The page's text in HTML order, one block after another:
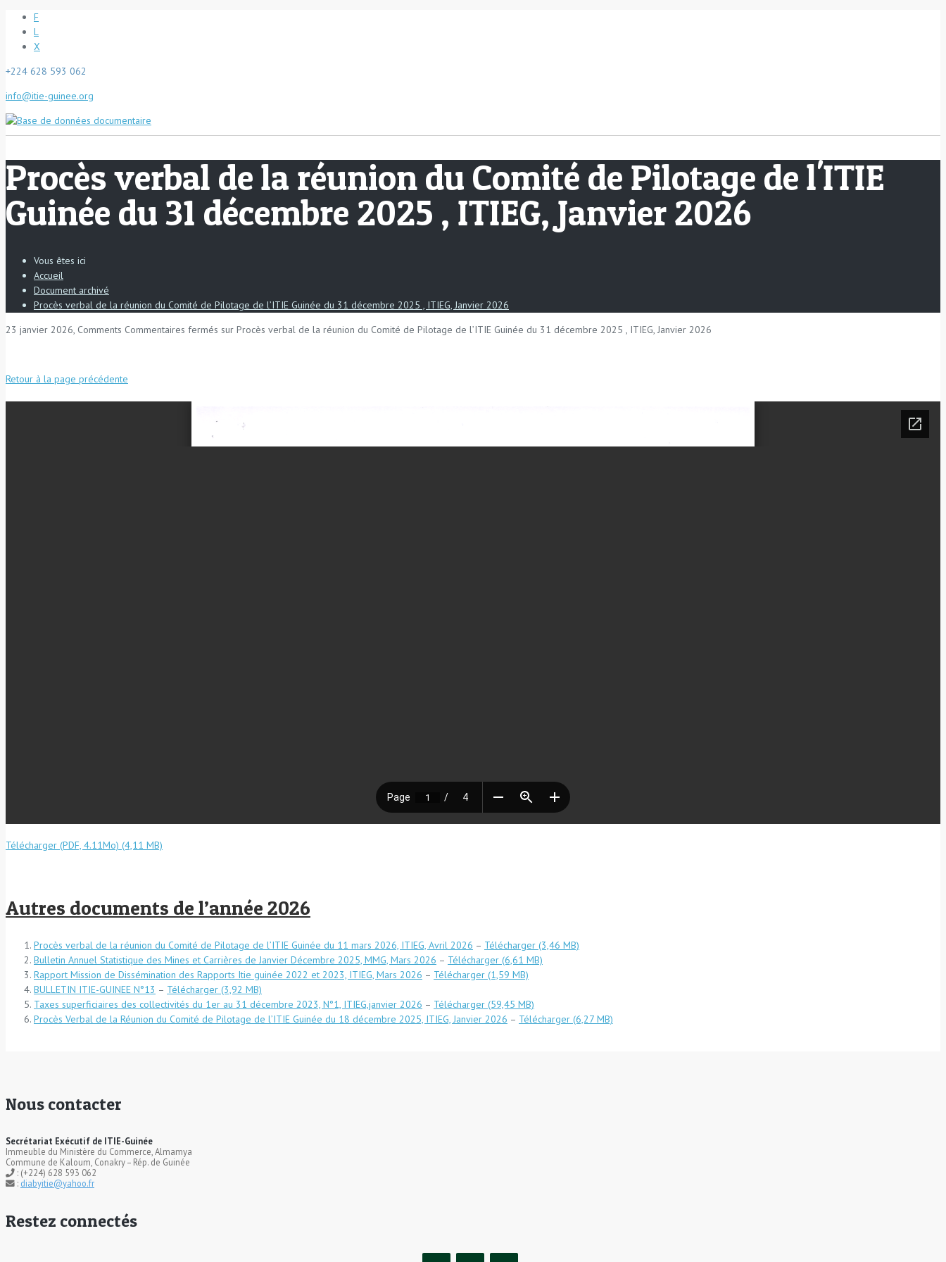
F
L
X
+224 628 593 062
info@itie-guinee.org
Procès verbal de la réunion du Comité de Pilotage de l'ITIE
Guinée du 31 décembre 2025 , ITIEG, Janvier 2026
Vous êtes ici
Accueil
Document archivé
Procès verbal de la réunion du Comité de Pilotage de l’ITIE Guinée du 31 décembre 2025 , ITIEG, Janvier 2026
23 janvier 2026, Comments Commentaires fermés sur Procès verbal de la réunion du Comité de Pilotage de l’ITIE Guinée du 31 décembre 2025 , ITIEG, Janvier 2026
Retour à la page précédente
Télécharger (PDF, 4.11Mo)
Autres documents de l’année 2026
Procès verbal de la réunion du Comité de Pilotage de l’ITIE Guinée du 11 mars 2026, ITIEG, Avril 2026 – Télécharger
Bulletin Annuel Statistique des Mines et Carrières de Janvier Décembre 2025, MMG, Mars 2026 – Télécharger
Rapport Mission de Dissémination des Rapports Itie guinée 2022 et 2023, ITIEG, Mars 2026 – Télécharger
BULLETIN ITIE-GUINEE N°13 – Télécharger
Taxes superficiaires des collectivités du 1er au 31 décembre 2023, N°1, ITIEG,janvier 2026 – Télécharger
Procès Verbal de la Réunion du Comité de Pilotage de l’ITIE Guinée du 18 décembre 2025, ITIEG, Janvier 2026 – Télécharger
Nous contacter
Secrétariat Exécutif de ITIE-Guinée
Immeuble du Ministère du Commerce, Almamya
Commune de Kaloum, Conakry – Rép. de Guinée
: (+224) 628 593 062
: diabyitie@yahoo.fr
Restez connectés